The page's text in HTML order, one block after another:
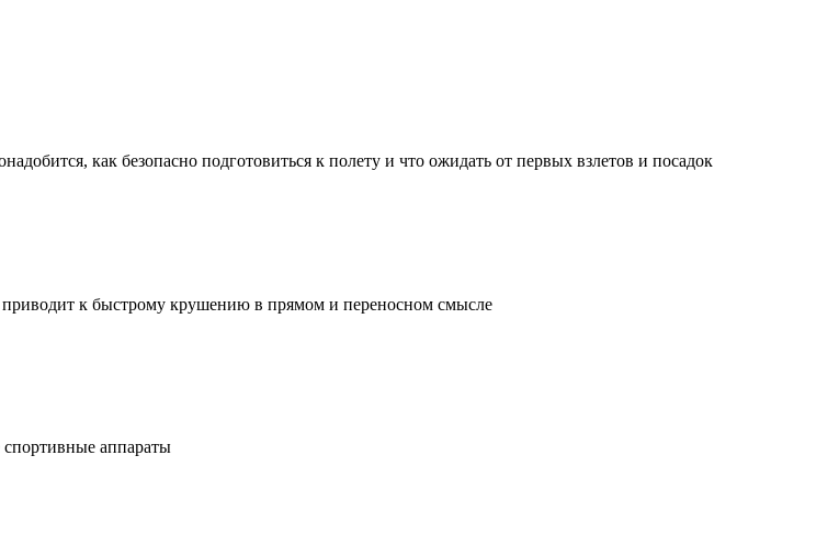
как безопасно подготовиться к полету и что ожидать от первых взлетов и посадок
к быстрому крушению в прямом и переносном смысле
аппараты